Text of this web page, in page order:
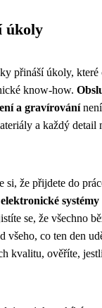
úkoly
přináší úkoly, které
know-how.
a gravírovánínení
a každý detail
si, že přijdete do
systémy
se, že všechno
všeho, co ten den
kvalitu, ověříte,